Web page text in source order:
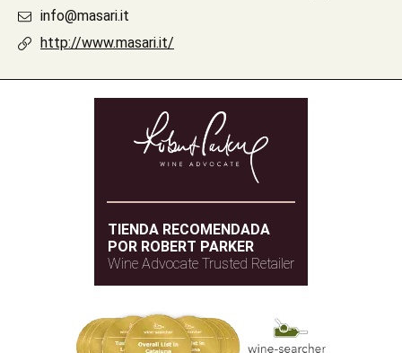
info@masari.it
http://www.masari.it/
TIENDA RECOMENDADA
POR ROBERT PARKER
Wine Advocate Trusted Retailer